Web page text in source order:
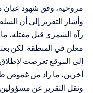
مروحية، وفق شهود عيان
وأشار التقرير إلى أن
رآه الشمري قبل مقتله، ما
معلن في المنطقة. لكن
إلى الموقع تعرضت
آخرين، ما زاد من غموض
ونقل التقرير عن مسؤولين